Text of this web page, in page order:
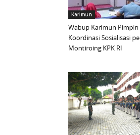
Karimun
Wabup Karimun Pimpin
Koordinasi Sosialisasi
Montiroing KPK RI